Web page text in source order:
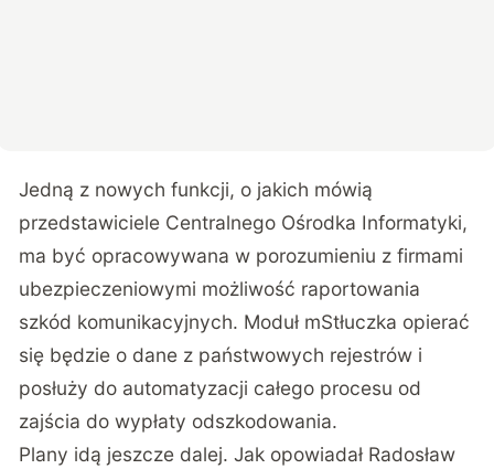
Jedną z nowych funkcji, o jakich mówią
przedstawiciele Centralnego Ośrodka Informatyki,
ma być opracowywana w porozumieniu z firmami
ubezpieczeniowymi możliwość raportowania
szkód komunikacyjnych. Moduł mStłuczka opierać
się będzie o dane z państwowych rejestrów i
posłuży do automatyzacji całego procesu od
zajścia do wypłaty odszkodowania.
Plany idą jeszcze dalej. Jak opowiadał Radosław